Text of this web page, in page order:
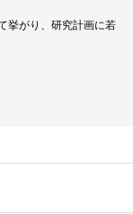
挙がり、研究計画に若